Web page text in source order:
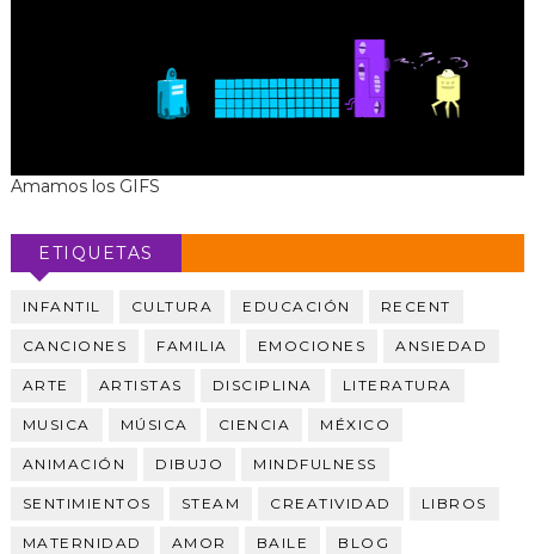
Amamos los GIFS
ETIQUETAS
INFANTIL CULTURA EDUCACIÓN RECENT
CANCIONES FAMILIA EMOCIONES ANSIEDAD
ARTE ARTISTAS DISCIPLINA LITERATURA
MUSICA MÚSICA CIENCIA MÉXICO
ANIMACIÓN DIBUJO MINDFULNESS
SENTIMIENTOS STEAM CREATIVIDAD LIBROS
MATERNIDAD AMOR BAILE BLOG